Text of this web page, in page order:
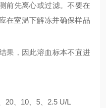
前先离心或过滤。不要在
在室温下解冻并确保样品
果，因此溶血标本不宜进
20 10 5 2.5 U/L